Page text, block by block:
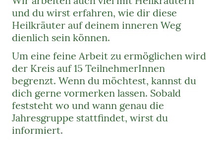
und du wirst erfahren, wie dir diese
Heilkräuter auf deinem inneren Weg
dienlich sein können.
Um eine feine Arbeit zu ermöglichen wird
der Kreis auf 15 TeilnehmerInnen
begrenzt. Wenn du möchtest, kannst du
dich gerne vormerken lassen. Sobald
feststeht wo und wann genau die
Jahresgruppe stattfindet, wirst du
informiert.